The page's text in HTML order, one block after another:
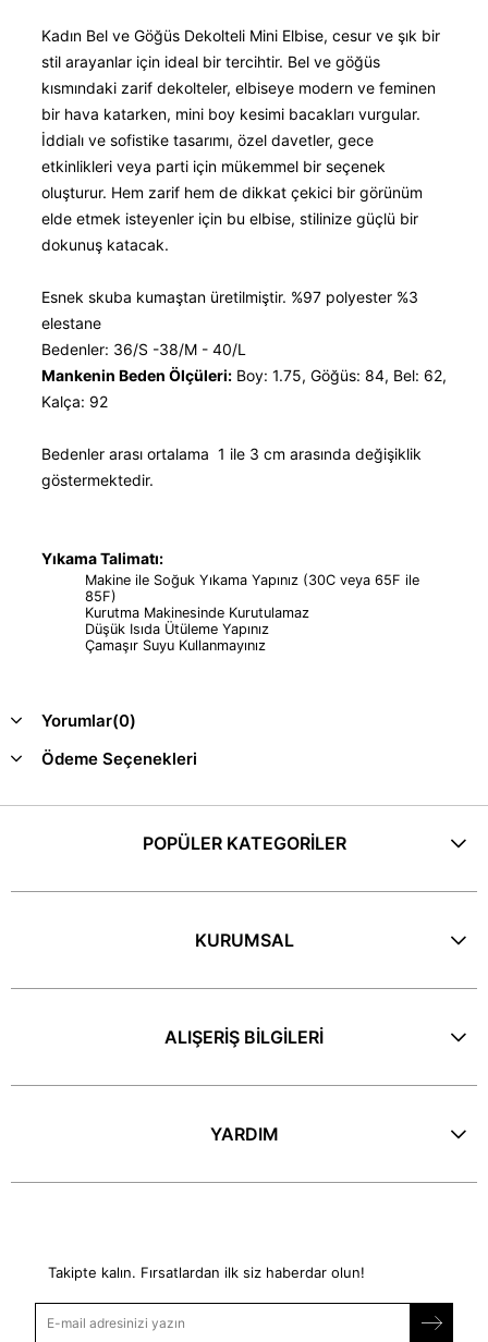
Kadın Bel ve Göğüs Dekolteli Mini Elbise, cesur ve şık bir
stil arayanlar için ideal bir tercihtir. Bel ve göğüs
kısmındaki zarif dekolteler, elbiseye modern ve feminen
bir hava katarken, mini boy kesimi bacakları vurgular.
İddialı ve sofistike tasarımı, özel davetler, gece
etkinlikleri veya parti için mükemmel bir seçenek
oluşturur. Hem zarif hem de dikkat çekici bir görünüm
elde etmek isteyenler için bu elbise, stilinize güçlü bir
dokunuş katacak.
Esnek skuba kumaştan üretilmiştir. %97 polyester %3
elestane
Bedenler: 36/S -38/M - 40/L
Mankenin Beden Ölçüleri: Boy: 1.75, Göğüs: 84, Bel: 62,
Kalça: 92
Bedenler arası ortalama 1 ile 3 cm arasında değişiklik
göstermektedir.
Yıkama Talimatı:
Makine ile Soğuk Yıkama Yapınız (30C veya 65F ile
85F)
Kurutma Makinesinde Kurutulamaz
Düşük Isıda Ütüleme Yapınız
Çamaşır Suyu Kullanmayınız
Yorumlar(0)
Ödeme Seçenekleri
POPÜLER KATEGORİLER
KURUMSAL
ALIŞERİŞ BİLGİLERİ
YARDIM
Takipte kalın. Fırsatlardan ilk siz haberdar olun!